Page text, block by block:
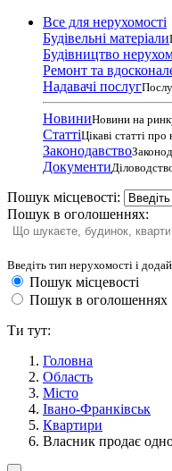
Все для нерухомості
Будівельні матеріали
Будівництво
Ремонт та
Надавачі послуг
НовиниНовини на
СтаттіЦікаві статті
Законодавство
Документи
Пошук місцевості:
Пошук в оголошеннях:
Введіть тип нерухомості і
Пошук місцевості
Пошук в оголошеннях
Ти тут:
Головна
Область
Місто
Івано-Франківськ
Квартири
Власник продає